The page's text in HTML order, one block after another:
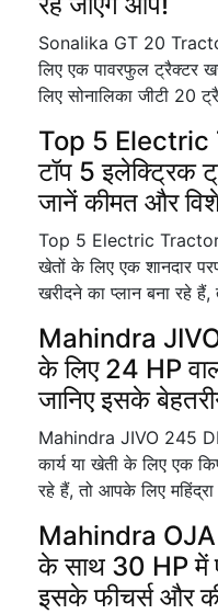
Sonalika GT 20
लिए एक पावरफुल ट्रैक्टर
लिए सोनालिका जीटी 20
Top 5 Electric
टॉप 5 इलेक्ट्रिक
जानें कीमत और
Top 5 Electric
खेतों के लिए एक शानदार
खरीदने का प्लान बना रहे
Mahindra
के लिए 24 HP
जानिए इसके
Mahindra JIVO 245
कार्य या खेती के लिए एक
रहे हैं, तो आपके लिए
Mahindra OJA
के साथ 30 HP में
इसके फीचर्स और